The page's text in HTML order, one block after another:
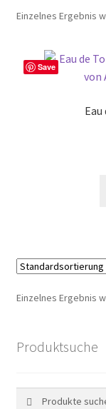
Checkout
Einzelnes Ergebnis
Save
Einzelnes Ergebnis
Produktsuche